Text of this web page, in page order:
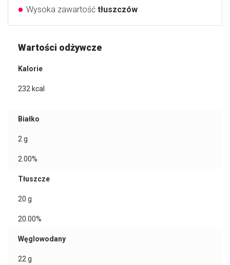
Wysoka zawartość tłuszczów
Wartości odżywcze
Kalorie
232 kcal
Białko
2g
2.00%
Tłuszcze
20 g
20.00%
Węglowodany
22g